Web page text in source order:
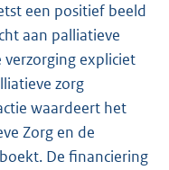
een positief beeld
aan palliatieve
verzorging expliciet
zorg
waardeert het
Zorg en de
De financiering